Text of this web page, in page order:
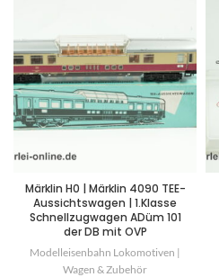
Märklin H0 | Märklin 4090 TEE-
Aussichtswagen | 1.Klasse
Schnellzugwagen ADüm 101
der DB mit OVP
Modelleisenbahn Lokomotiven |
Wagen & Zubehör